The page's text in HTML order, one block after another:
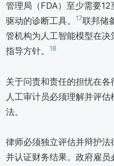
管理局（FDA）至少需要
驱动的诊断工具。
17联邦储
管机构为人工智能模型在
指导方针。
18
关于问责和责任的担忧在各
人工审计员必须理解并评
法。
律师必须独立评估并辩护
并认证财务结果。政府雇